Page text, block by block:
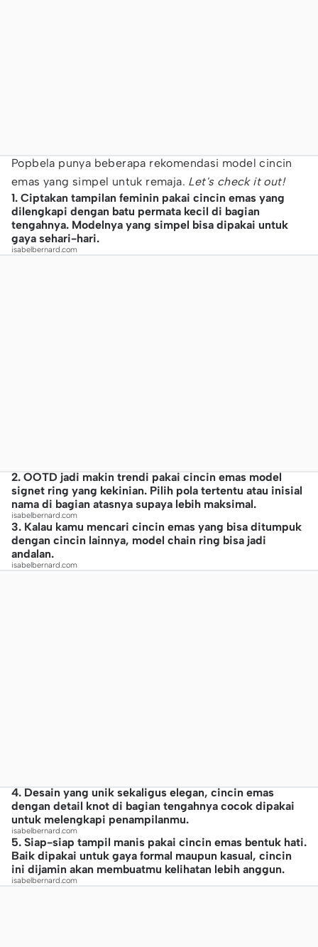
Popbela punya beberapa rekomendasi model cincin
emas yang simpel untuk remaja. Let's check it out!
1. Ciptakan tampilan feminin pakai cincin emas yang
dilengkapi dengan batu permata kecil di bagian
tengahnya. Modelnya yang simpel bisa dipakai untuk
gaya sehari-hari.
isabelbernard.com
2. OOTD jadi makin trendi pakai cincin emas model
signet ring yang kekinian. Pilih pola tertentu atau inisial
nama di bagian atasnya supaya lebih maksimal.
isabelbernard.com
3. Kalau kamu mencari cincin emas yang bisa ditumpuk
dengan cincin lainnya, model chain ring bisa jadi
andalan.
isabelbernard.com
4. Desain yang unik sekaligus elegan, cincin emas
dengan detail knot di bagian tengahnya cocok dipakai
untuk melengkapi penampilanmu.
isabelbernard.com
5. Siap-siap tampil manis pakai cincin emas bentuk hati.
Baik dipakai untuk gaya formal maupun kasual, cincin
ini dijamin akan membuatmu kelihatan lebih anggun.
isabelbernard.com